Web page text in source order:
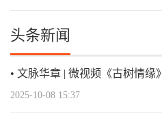
头条新闻
文脉华章 | 微视频《古树情缘》
2025-10-08 15:37